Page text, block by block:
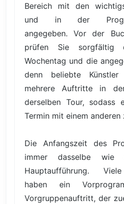
Bereich mit den
und in der
angegeben. Vor der
prüfen Sie sorgfältig
Wochentag und die
denn beliebte Künstler
mehrere Auftritte in
derselben Tour, sodass
Termin mit einem anderen
Die Anfangszeit des
immer dasselbe
Hauptaufführung.
haben ein
Vorgruppenauftritt, der